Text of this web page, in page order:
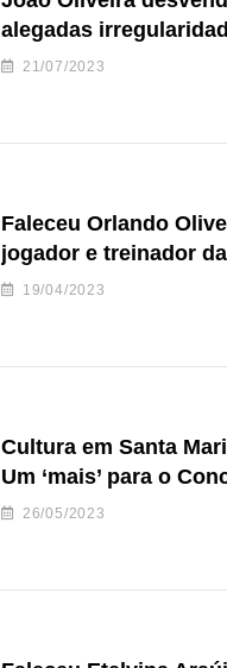
alegadas
de Freguesia S. João
21/07/2023
Faleceu Orlando
jogador e treinador
de andebol do Feirense
19/04/2023
Cultura em Santa
Um ‘mais’ para o
26/05/2023